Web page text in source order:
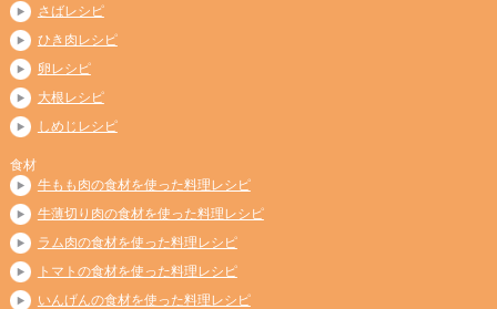
さばレシピ
ひき肉レシピ
卵レシピ
大根レシピ
しめじレシピ
食材
牛もも肉の食材を使った料理レシピ
牛薄切り肉の食材を使った料理レシピ
ラム肉の食材を使った料理レシピ
トマトの食材を使った料理レシピ
いんげんの食材を使った料理レシピ